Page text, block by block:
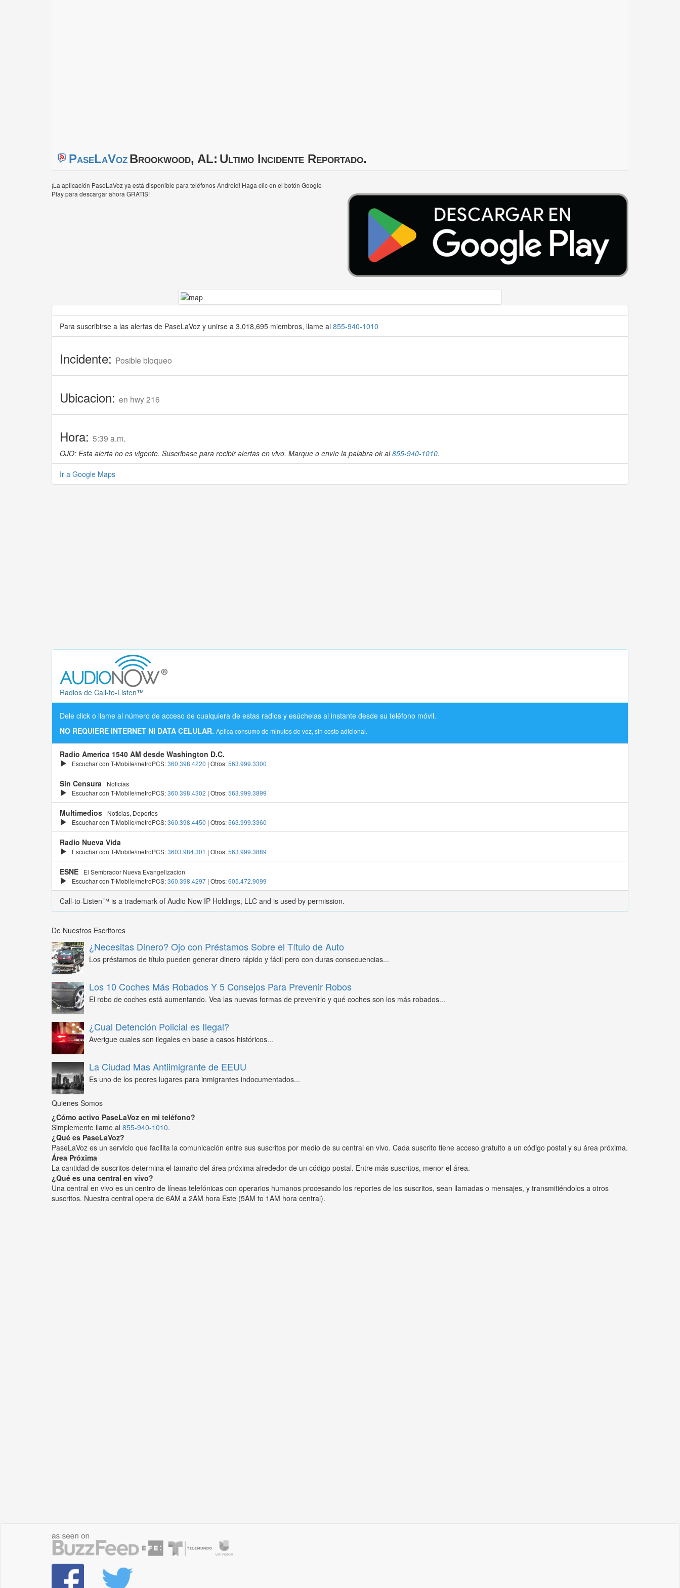
PaseLaVozBrookwood, AL: Ultimo Incidente Reportado.
¡La aplicación PaseLaVoz ya está disponible para teléfonos Android! Haga clic en el botón Google
Play para descargar ahora GRATIS!
Para suscribirse a las alertas de PaseLaVoz y unirse a 3,018,695 miembros, llame al 855-940-1010
Incidente: Posible bloqueo
Ubicacion: en hwy 216
Hora: 5:39 a.m.
OJO: Esta alerta no es vigente. Suscribase para recibir alertas en vivo. Marque o envíe la palabra ok al855-940-1010.
Ir a Google Maps
Radios de Call-to-Listen™
Dele click o llame al número de acceso de cualquiera de estas radios y esúchelas al instante desde su teléfono móvil.
NO REQUIERE INTERNET NI DATA CELULAR. Aplica consumo de minutos de voz, sin costo adicional.
Radio America 1540 AM desde Washington D.C.
Escuchar con T-Mobile/metroPCS:360.398.4220 | Otros:563.999.3300
Sin Censura
Noticias
Escuchar con T-Mobile/metroPCS:360.398.4302 | Otros:563.999.3899
Multimedios
Noticias, Deportes
Escuchar con T-Mobile/metroPCS:360.398.4450 | Otros:563.999.3360
Radio Nueva Vida
Escuchar con T-Mobile/metroPCS:3603.984.301 | Otros:563.999.3889
ESNE
El Sembrador Nueva Evangelizacion
Escuchar con T-Mobile/metroPCS:360.398.4297 | Otros:605.472.9099
Call-to-Listen™ is a trademark of Audio Now IP Holdings, LLC and is used by permission.
De Nuestros Escritores
¿Necesitas Dinero? Ojo con Préstamos Sobre el Título de Auto
Los préstamos de título pueden generar dinero rápido y fácil pero con duras consecuencias...
Los 10 Coches Más Robados Y 5 Consejos Para Prevenir Robos
El robo de coches está aumentando. Vea las nuevas formas de prevenirlo y qué coches son los más robados...
¿Cual Detención Policial es Ilegal?
Averigue cuales son ilegales en base a casos históricos...
La Ciudad Mas Antiimigrante de EEUU
Es uno de los peores lugares para inmigrantes indocumentados...
Quienes Somos
¿Cómo activo PaseLaVoz en mi teléfono?
Simplemente llame al 855-940-1010.
¿Qué es PaseLaVoz?
PaseLaVoz es un servicio que facilita la comunicación entre sus suscritos por medio de su central en vivo. Cada suscrito tiene acceso gratuito a un código postal y su área próxima.
Área Próxima
La cantidad de suscritos determina el tamaño del área próxima alrededor de un código postal. Entre más suscritos, menor el área.
¿Qué es una central en vivo?
Una central en vivo es un centro de líneas telefónicas con operarios humanos procesando los reportes de los suscritos, sean llamadas o mensajes, y transmitiéndolos a otros
suscritos. Nuestra central opera de 6AM a 2AM hora Este (5AM to 1AM hora central).